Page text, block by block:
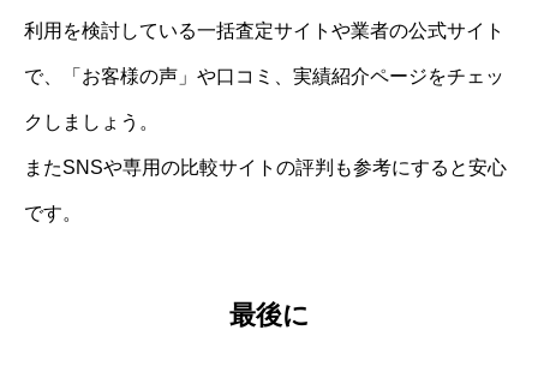
利用を検討している一括査定サイトや業者の公式サイト
で、「お客様の声」や口コミ、実績紹介ページをチェッ
クしましょう。
またSNSや専用の比較サイトの評判も参考にすると安心
です。
最後に